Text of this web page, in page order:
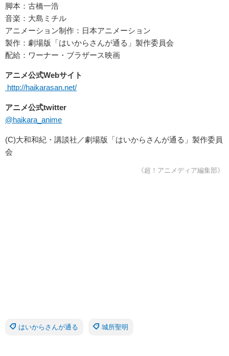
脚本：古橋一浩
音楽：大島ミチル
アニメーション制作：日本アニメーション
製作：劇場版「はいからさんが通る」製作委員会
配給：ワーナー・ブラザース映画
アニメ公式Webサイト
http://haikarasan.net/
アニメ公式twitter
@haikara_anime
(C)大和和紀・講談社／劇場版「はいからさんが通る」製作委員
会
《超！アニメディア編集部》
はいからさんが通る 城所聖明